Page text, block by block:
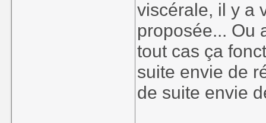
viscérale, il y a
proposée... Ou
tout cas ça
suite envie de
de suite envie